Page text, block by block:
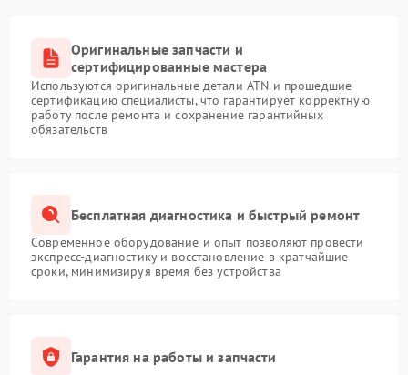
Оригинальные запчасти и
сертифицированные мастера
Используются оригинальные детали ATN и прошедшие
сертификацию специалисты, что гарантирует корректную
работу после ремонта и сохранение гарантийных
обязательств
Бесплатная диагностика и быстрый ремонт
Современное оборудование и опыт позволяют провести
экспресс-диагностику и восстановление в кратчайшие
сроки, минимизируя время без устройства
Гарантия на работы и запчасти